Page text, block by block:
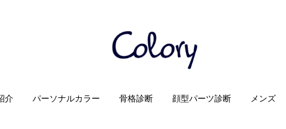
介 パーソナルカラー 骨格診断 顔型パーツ診断 メンズ